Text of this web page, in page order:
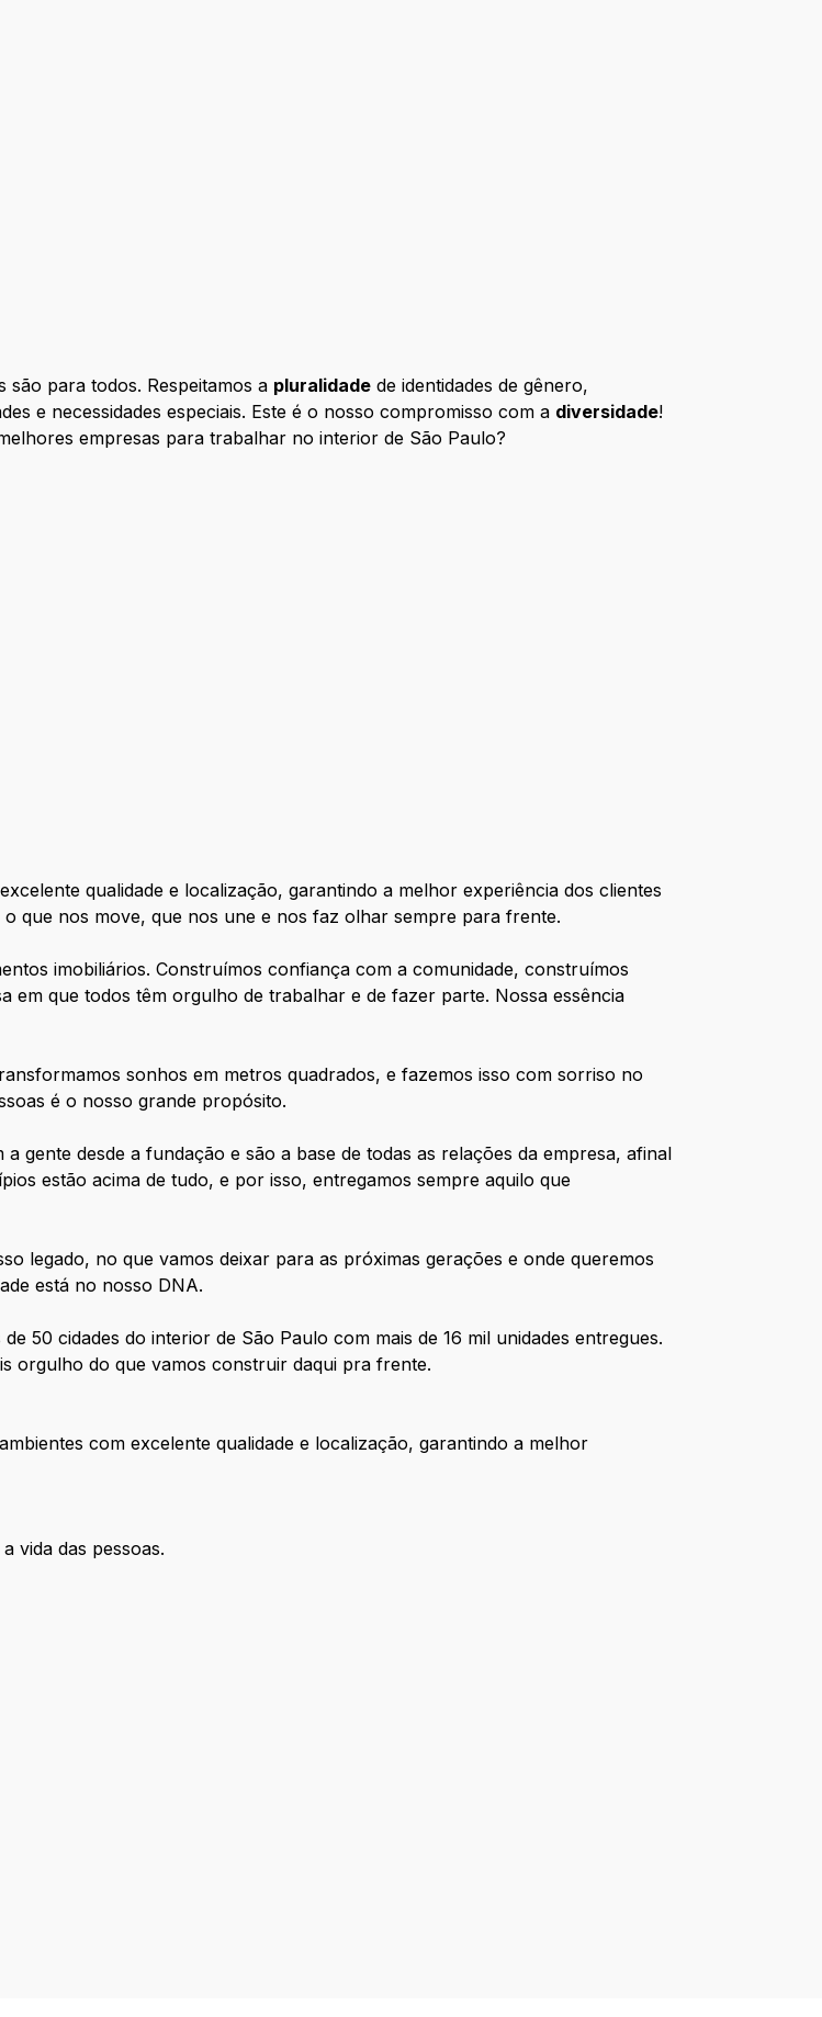
são para todos. Respeitamos a pluralidade de identidades de gênero,
e necessidades especiais. Este é o nosso compromisso com a diversidade!
empresas para trabalhar no interior de São Paulo?
qualidade e localização, garantindo a melhor experiência dos clientes
que nos move, que nos une e nos faz olhar sempre para frente.
imobiliários. Construímos confiança com a comunidade, construímos
em que todos têm orgulho de trabalhar e de fazer parte. Nossa essência
sonhos em metros quadrados, e fazemos isso com sorriso no
é o nosso grande propósito.
a gente desde a fundação e são a base de todas as relações da empresa, afinal
estão acima de tudo, e por isso, entregamos sempre aquilo que
legado, no que vamos deixar para as próximas gerações e onde queremos
está no nosso DNA.
50 cidades do interior de São Paulo com mais de 16 mil unidades entregues.
orgulho do que vamos construir daqui pra frente.
com excelente qualidade e localização, garantindo a melhor
vida das pessoas.